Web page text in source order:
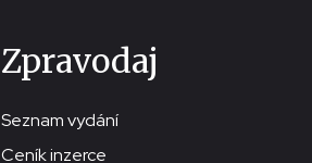
Zpravodaj
Seznam vydání
Ceník inzerce